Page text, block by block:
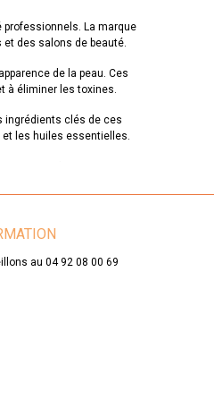
La marque
des salons de beauté.
de la peau. Ces
à éliminer les toxines.
ingrédients clés de ces
les huiles essentielles.
pour la nourrir en
des soins en cabine
plus belle et plus
à leurs besoins
au 04 92 08 00 69